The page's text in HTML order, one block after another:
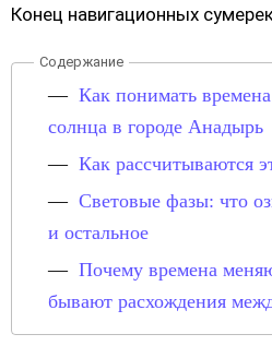
Конец навигационных
Как понимать времена
солнца в городе Анадырь
Как рассчитываются
Световые фазы: что
и остальное
Почему времена
бывают расхождения